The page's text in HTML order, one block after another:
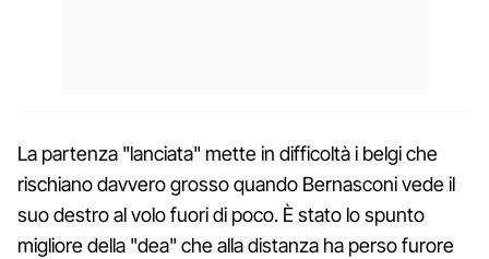
La partenza "lanciata" mette in difficoltà i belgi che
rischiano davvero grosso quando Bernasconi vede il
suo destro al volo fuori di poco. È stato lo spunto
migliore della "dea" che alla distanza ha perso furore